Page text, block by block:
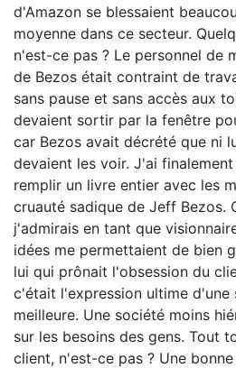
d'Amazon se blessaient
moyenne dans ce secteur.
n'est-ce pas ? Le personnel de
de Bezos était contraint de
sans pause et sans accès aux
devaient sortir par la fenêtre
car Bezos avait décrété que ni
devaient les voir. J'ai
remplir un livre entier avec les
cruauté sadique de Jeff Bezos.
j'admirais en tant que
idées me permettaient de bien
lui qui prônait l'obsession du
c'était l'expression ultime d'une
meilleure. Une société moins
sur les besoins des gens. Tout
client, n'est-ce pas ? Une